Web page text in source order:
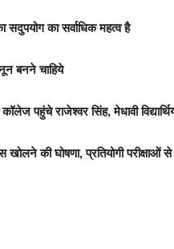
का सर्वाधिक महत्व है
बनने चाहिये
पहुंचे राजेश्वर सिंह, मेधावी
की घोषणा, प्रतियोगी परीक्षाओं